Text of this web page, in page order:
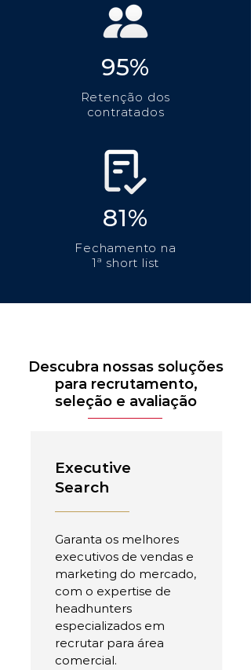
95%
Retenção dos
contratados
81%
Fechamento na
1ª short list
Descubra nossas soluções
para recrutamento,
seleção e avaliação
Executive
Search
Garanta os melhores
executivos de vendas e
marketing do mercado,
com o expertise de
headhunters
especializados em
recrutar para área
comercial.